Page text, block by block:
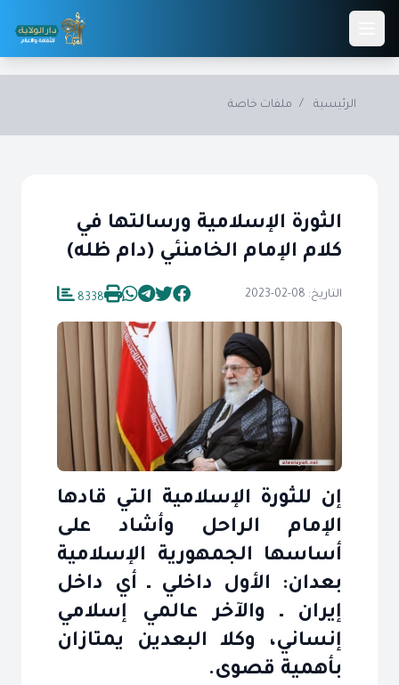
Skip to main content
الرئيسية / ملفات خاصة
الثورة الإسلامية ورسالتها في
كلام الإمام الخامنئي (دام ظله)
التاريخ: 08-02-2023 8338
إن للثورة الإسلامية التي قادها
الإمام الراحل وأشاد على
أساسها الجمهورية الإسلامية
بعدان: الأول داخلي ـ أي داخل
إيران ـ والآخر عالمي إسلامي
إنساني، وكلا البعدين يمتازان
بأهمية قصوى.